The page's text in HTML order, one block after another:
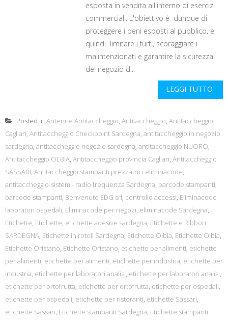
esposta in vendita all'interno di esercizi
commerciali. L'obiettivo è dunque di
proteggere i beni esposti al pubblico, e
quindi limitare i furti, scoraggiare i
malintenzionati e garantire la sicurezza
del negozio d...
LEGGI TUTTO
Posted in Antenne Antitaccheggio, Antitaccheggio, Antitaccheggio
Cagliari, Antitaccheggio Checkpoint Sardegna, antitaccheggio in negozio
sardegna, antitaccheggio negozio sardegna, antitaccheggio NUORO,
Antitaccheggio OLBIA, Antitaccheggio provincia Cagliari, Antitaccheggio
SASSARI, Antitaccheggio stampanti prezzatrici eliminacode,
antitaccheggio-sistemi- radio frequenza Sardegna, barcode stampanti,
barcode stampanti, Benvenuto EDG srl, controllo accessi, Eliminacode
laboratori ospedali, Eliminacode per negozi, eliminacode Sardegna,
Etichette, Etichette, etichette adesive sardegna, Etichette e Ribbon
SARDEGNA, Etichette in rotoli Sardegna, Etichette Olbia, Etichette Olbia,
Etichette Oristano, Etichette Oristano, etichette per alimenti, etichette
per alimenti, etichette per alimenti, etichette per industria, etichette per
industria, etichette per laboratori analisi, etichette per laboratori analisi,
etichette per ortofrutta, etichette per ortofrutta, etichette per ospedali,
etichette per ospedali, etichette per ristoranti, etichette Sassari,
etichette Sassari, Etichette stampanti Sardegna, Etichette stampanti